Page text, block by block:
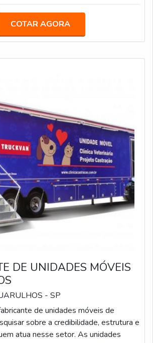
pontos de
sobre rodas funcionam como
da marca, sendo usadas como
COTAR AGORA
DE UNIDADES MÓVEIS
- SP
de unidades móveis de
sobre a credibilidade, estrutura e
atua nesse setor. As unidades